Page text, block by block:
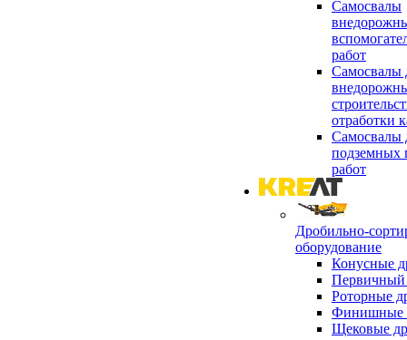
Самосвалы
работ
Самосвалы
отработки
Самосвалы
подземных
работ
Дробильно-
оборудование
Конусные
Первичный
Роторные
Финишные
Щековые